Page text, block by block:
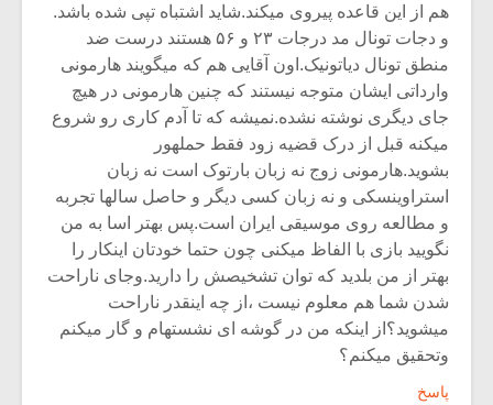
هم از این قاعده پیروی میکند.شاید اشتباه تپی شده باشد.
و دجات تونال مد درجات ۲۳ و ۵۶ هستند درست ضد
منطق تونال دیاتونیک.اون آقایی هم که میگویند هارمونی
وارداتی ایشان متوجه نیستند که چنین هارمونی در هیچ
جای دیگری نوشته نشده.نمیشه که تا آدم کاری رو شروع
میکنه قبل از درک قضیه زود فقط حملهور
بشوید.هارمونی زوج نه زبان بارتوک است نه زبان
استراوینسکی و نه زبان کسی دیگر و حاصل سالها تجربه
و مطالعه روی موسیقی ایران است.پس بهتر اسا به من
نگویید بازی با الفاظ میکنی چون حتما خودتان اینکار را
بهتر از من بلدید که توان تشخیصش را دارید.وجای ناراحت
شدن شما هم معلوم نیست ،از چه اینقدر ناراحت
میشوید؟از اینکه من در گوشه ای نشستهام و گار میکنم
وتحقیق میکنم؟
پاسخ